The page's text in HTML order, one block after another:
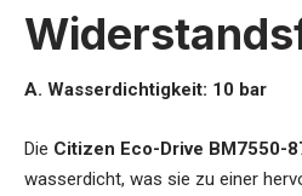
A. Wasserdichtigkeit: 10 bar
Die Citizen Eco-Drive BM7550-
wasserdicht, was sie zu einer